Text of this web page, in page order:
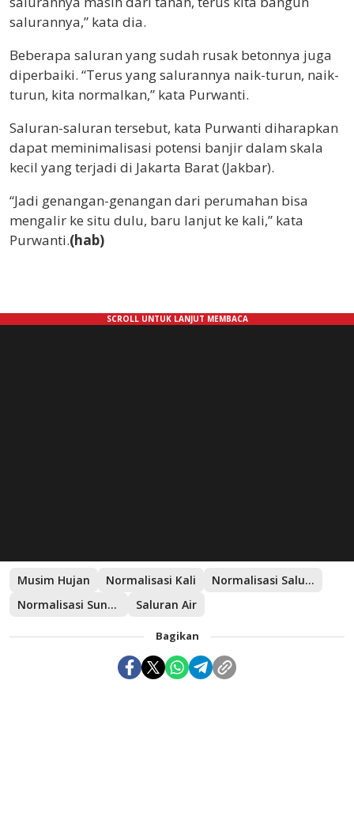
salurannya,” kata dia.
Beberapa saluran yang sudah rusak betonnya juga
diperbaiki. “Terus yang salurannya naik-turun, naik-
turun, kita normalkan,” kata Purwanti.
Saluran-saluran tersebut, kata Purwanti diharapkan
dapat meminimalisasi potensi banjir dalam skala
kecil yang terjadi di Jakarta Barat (Jakbar).
“Jadi genangan-genangan dari perumahan bisa
mengalir ke situ dulu, baru lanjut ke kali,” kata
Purwanti.(hab)
Musim Hujan Normalisasi Kali
Normalisasi Saluran Air
Normalisasi Sungai
Saluran Air
Bagikan